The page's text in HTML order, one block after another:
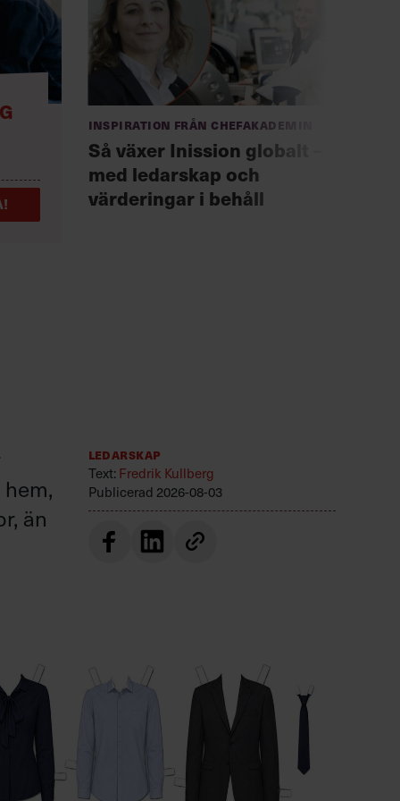
Inspiration från Chefakademin
Så växer Inission globalt –
med ledarskap och
värderingar i behåll
än
Ledarskap
Text: Fredrik Kullberg
Publicerad 2026-08-03